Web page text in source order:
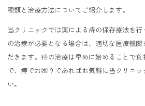
種類と治療方法についてご紹介します。
当クリニックでは薬による痔の保存療法を
の治療が必要となる場合は、適切な医療機
だきます。痔の治療は早めに始めることで
で、痔でお困りであればお気軽に当クリニッ
い。